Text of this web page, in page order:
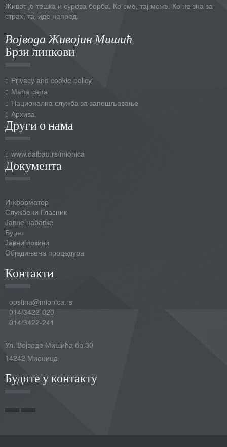
Живот је тешка и сурова борба. Ко сме, тај може. Ко не зна за
страх, тај иде напред.
Војвода Живојин Мишић
Брзи линкови
Privacy and cookie policy
Мапа сајта
Национална служба за запошљавање
Архива
Други о нама
www.daibau.rs/mionica
Документа
Информатор
Службени Гласник
Јавне набавке
Буџет
Јавни позиви
Обједињена процедура
Контакти
opstina@mionica.rs
014/3422-020
014/3422-241
Ул. Војводе Мишића бр.30
14242 Мионица
Будите у контакту